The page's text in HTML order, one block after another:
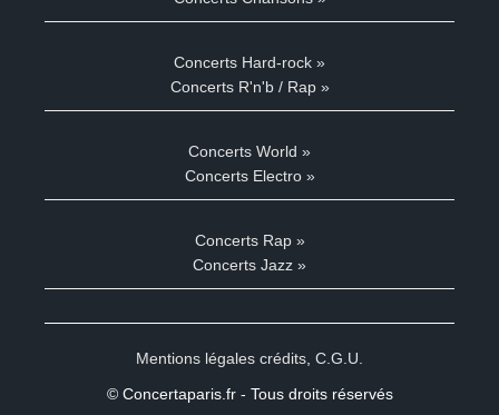
Concerts Hard-rock »
Concerts R'n'b / Rap »
Concerts World »
Concerts Electro »
Concerts Rap »
Concerts Jazz »
Mentions légales crédits C.G.U.
© Concertaparis.fr - Tous droits réservés